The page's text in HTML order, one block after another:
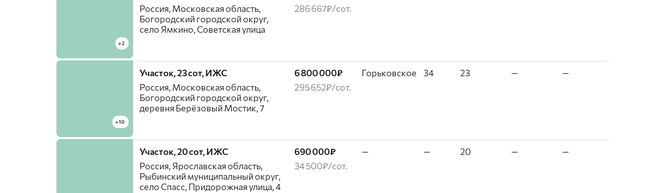
+2
Россия, Московская область,
Богородский городской округ,
село Ямкино, Советская улица
286 667₽/сот.
+10
Участок, 23 сот, ИЖС
Россия, Московская область,
Богородский городской округ,
деревня Берёзовый Мостик, 7
6 800 000₽
295 652₽/сот.
Горьковское 34 23 — —
Участок, 20 сот, ИЖС
Россия, Ярославская область,
Рыбинский муниципальный округ,
село Спасс, Придорожная улица, 4
690 000₽
34 500₽/сот.
— — 20 — —